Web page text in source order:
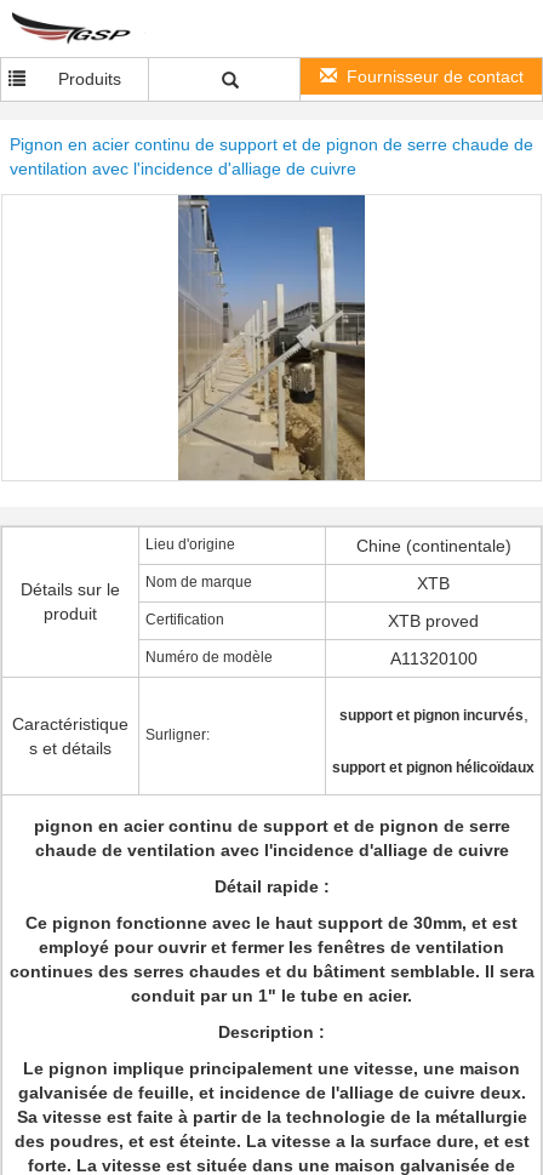
Produits Fournisseur de contact
Pignon en acier continu de support et de pignon de serre chaude de
ventilation avec l'incidence d'alliage de cuivre
Détails sur le
produit
Lieu d'origine Chine (continentale)
Nom de marque XTB
Certification XTB proved
Numéro de modèle A11320100
Caractéristique
s et détails
Surligner:
support et pignon incurvés
support et pignon hélicoïdaux
pignon en acier continu de support et de pignon de serre
chaude de ventilation avec l'incidence d'alliage de cuivre
Détail rapide :
Ce pignon fonctionne avec le haut support de 30mm, et est
employé pour ouvrir et fermer les fenêtres de ventilation
continues des serres chaudes et du bâtiment semblable. Il sera
conduit par un 1" le tube en acier.
Description :
Le pignon implique principalement une vitesse, une maison
galvanisée de feuille, et incidence de l'alliage de cuivre deux.
Sa vitesse est faite à partir de la technologie de la métallurgie
des poudres, et est éteinte. La vitesse a la surface dure, et est
forte. La vitesse est située dans une maison galvanisée de